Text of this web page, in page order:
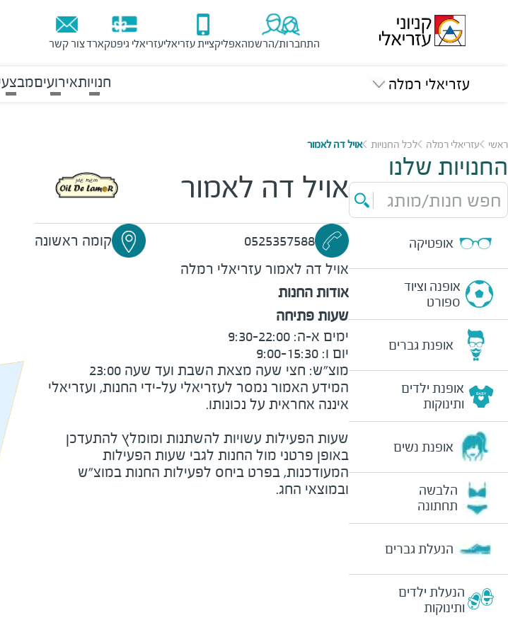
התחברות/הרשמהאפליקציית עזריאליעזריאלי גיפטקארדצור קשר
עזריאלי רמלה חנויותאירועים
ראשי עזריאלי רמלה לכל החנויות אויל דה לאמור
החנויות שלנו
חפש חנות/מותג
אופטיקה
אופנה וציוד
ספורט
אופנת גברים
אופנת ילדים
ותינוקות
אופנת נשים
הלבשה
תחתונה
הנעלת גברים
הנעלת ילדים
ותינוקות
אויל דה לאמור
0525357588
קומה ראשונה
אויל דה לאמור עזריאלי רמלה
אודות החנות
שעות פתיחה
מוצ״ש: חצי שעה מצאת השבת ועד שעה 23:00
המידע האמור נמסר לעזריאלי על-ידי החנות, ועזריאלי
שעות הפעילות עשויות להשתנות ומומלץ להתעדכן
באופן פרטני מול החנות לגבי שעות הפעילות
המעודכנות, בפרט ביחס לפעילות החנות במוצ"ש
ובמוצאי החג.